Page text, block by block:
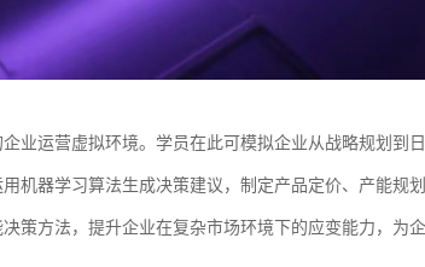
业运营虚拟环境。学员在此可模拟企业从战略规划到
机器学习算法生成决策建议，制定产品定价、产能规
策方法，提升企业在复杂市场环境下的应变能力，为